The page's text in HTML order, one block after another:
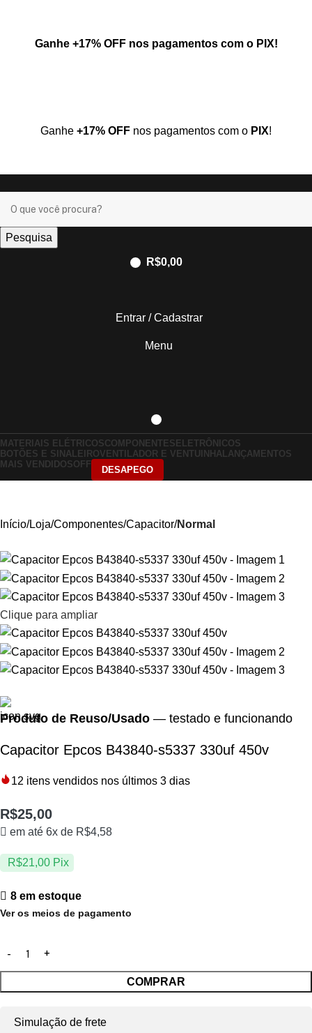
Ganhe +17% OFFnos pagamentos com o PIX!
Ganhe +17% OFF nos pagamentos com o PIX!
Pesquisa
R$0,00
Entrar / Cadastrar
Menu
MATERIAIS ELÉTRICOSCOMPONENTES ELETRÔNICOS
BOTÕES E SINALEIROVENTILADOR E VENTUINHA LANÇAMENTOS
MAIS VENDIDOSOFF
DESAPEGO
Início Loja Componentes Capacitor Normal
Clique para ampliar
Produto de Reuso/Usado — testado e funcionando
Capacitor Epcos B43840-s5337 330uf 450v
12 itens vendidos nos últimos 3 dias
R$25,00
em até 6x de R$4,58
R$21,00 Pix
8 em estoque
Ver os meios de pagamento
COMPRAR
Simulação de frete